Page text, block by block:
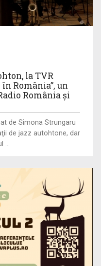
populară” şi-a
Cultural: „Contemporan
la TVR
România”, un
România şi
de Simona Strungaru
de jazz autohtone, dar